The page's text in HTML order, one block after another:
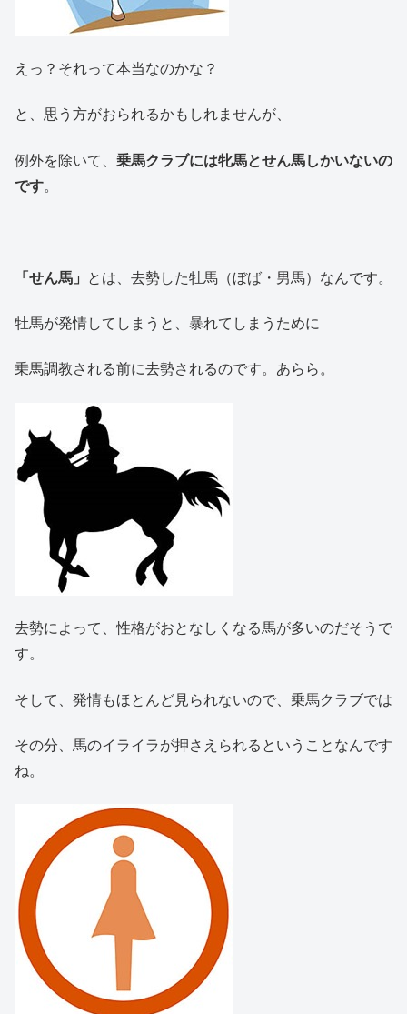
えっ？それって本当なのかな？
と、思う方がおられるかもしれませんが、
例外を除いて、 乗馬クラブには牝馬とせん馬しかいないの
です。
「せん馬」 とは、去勢した牡馬（ぼば・男馬）なんです。
牡馬が発情してしまうと、暴れてしまうために
乗馬調教される前に去勢されるのです。あらら。
去勢によって、性格がおとなしくなる馬が多いのだそうで
す。
そして、発情もほとんど見られないので、乗馬クラブでは
その分、馬のイライラが押さえられるということなんです
ね。